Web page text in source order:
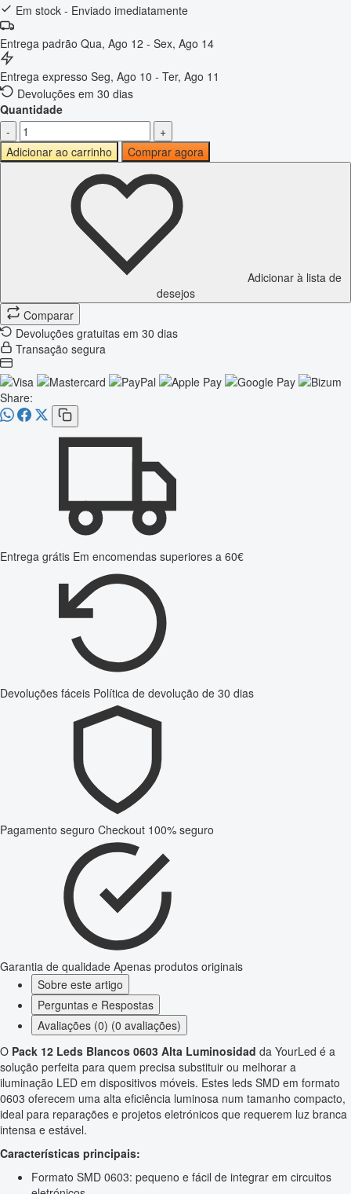
Em stock - Enviado imediatamente
Entrega padrão Qua, Ago 12 - Sex, Ago 14
Entrega expresso Seg, Ago 10 - Ter, Ago 11
Devoluções em 30 dias
Quantidade
-
+
Adicionar ao carrinho
Comprar agora
Adicionar à lista de
desejos
Comparar
Devoluções gratuitas em 30 dias
Transação segura
Share:
Entrega grátis Em encomendas superiores a 60€
Devoluções fáceis Política de devolução de 30 dias
Pagamento seguro Checkout 100% seguro
Garantia de qualidade Apenas produtos originais
Sobre este artigo
Perguntas e Respostas
Avaliações (0) (0 avaliações)
O Pack 12 Leds Blancos 0603 Alta Luminosidad da YourLed é a
solução perfeita para quem precisa substituir ou melhorar a
iluminação LED em dispositivos móveis. Estes leds SMD em formato
0603 oferecem uma alta eficiência luminosa num tamanho compacto,
ideal para reparações e projetos eletrónicos que requerem luz branca
intensa e estável.
Características principais:
Formato SMD 0603: pequeno e fácil de integrar em circuitos